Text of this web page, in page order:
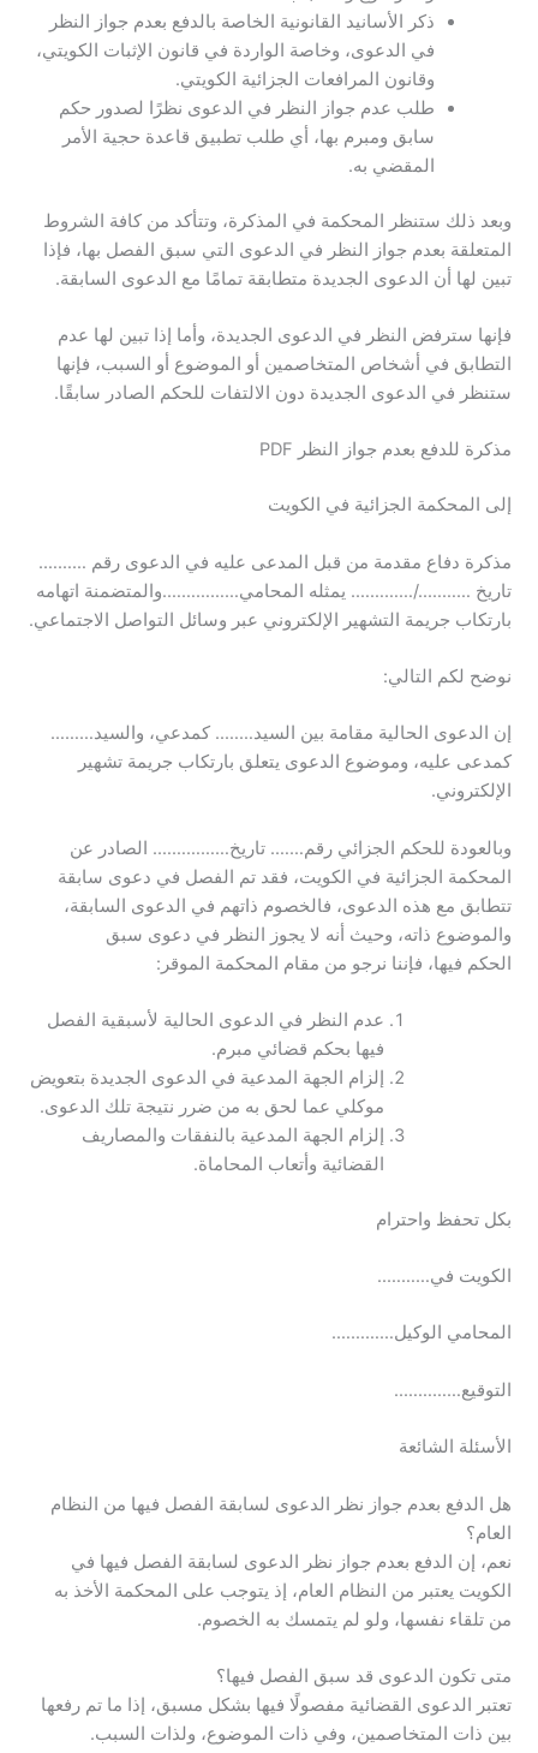
ذكر الأسانيد القانونية الخاصة بالدفع بعدم جواز النظر
في الدعوى، وخاصة الواردة في قانون الإثبات الكويتي،
وقانون المرافعات الجزائية الكويتي.
طلب عدم جواز النظر في الدعوى نظرًا لصدور حكم
سابق ومبرم بها، أي طلب تطبيق قاعدة حجية الأمر
المقضي به.
وبعد ذلك ستنظر المحكمة في المذكرة، وتتأكد من كافة الشروط
المتعلقة بعدم جواز النظر في الدعوى التي سبق الفصل بها، فإذا
تبين لها أن الدعوى الجديدة متطابقة تمامًا مع الدعوى السابقة.
فإنها سترفض النظر في الدعوى الجديدة، وأما إذا تبين لها عدم
التطابق في أشخاص المتخاصمين أو الموضوع أو السبب، فإنها
ستنظر في الدعوى الجديدة دون الالتفات للحكم الصادر سابقًا.
مذكرة للدفع بعدم جواز النظر PDF
إلى المحكمة الجزائية في الكويت
مذكرة دفاع مقدمة من قبل المدعى عليه في الدعوى رقم ……….
تاريخ ………../…………. يمثله المحامي…………….والمتضمنة اتهامه
بارتكاب جريمة التشهير الإلكتروني عبر وسائل التواصل الاجتماعي.
نوضح لكم التالي:
إن الدعوى الحالية مقامة بين السيد…….. كمدعي، والسيد………
كمدعى عليه، وموضوع الدعوى يتعلق بارتكاب جريمة تشهير
الإلكتروني.
وبالعودة للحكم الجزائي رقم……. تاريخ……………. الصادر عن
المحكمة الجزائية في الكويت، فقد تم الفصل في دعوى سابقة
تتطابق مع هذه الدعوى، فالخصوم ذاتهم في الدعوى السابقة،
والموضوع ذاته، وحيث أنه لا يجوز النظر في دعوى سبق
الحكم فيها، فإننا نرجو من مقام المحكمة الموقر:
عدم النظر في الدعوى الحالية لأسبقية الفصل
فيها بحكم قضائي مبرم.
إلزام الجهة المدعية في الدعوى الجديدة بتعويض
موكلي عما لحق به من ضرر نتيجة تلك الدعوى.
إلزام الجهة المدعية بالنفقات والمصاريف
القضائية وأتعاب المحاماة.
بكل تحفظ واحترام
الكويت في………..
المحامي الوكيل………….
التوقيع…………..
الأسئلة الشائعة
هل الدفع بعدم جواز نظر الدعوى لسابقة الفصل فيها من النظام
العام؟
نعم، إن الدفع بعدم جواز نظر الدعوى لسابقة الفصل فيها في
الكويت يعتبر من النظام العام، إذ يتوجب على المحكمة الأخذ به
من تلقاء نفسها، ولو لم يتمسك به الخصوم.
متى تكون الدعوى قد سبق الفصل فيها؟
تعتبر الدعوى القضائية مفصولًا فيها بشكل مسبق، إذا ما تم رفعها
بين ذات المتخاصمين، وفي ذات الموضوع، ولذات السبب.